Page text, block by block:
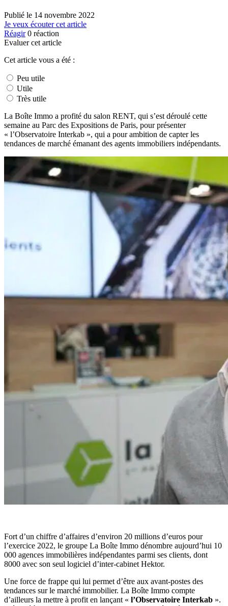
Publié le 14 novembre 2022
Je veux écouter cet article
Réagir 0 réaction
Evaluer cet article
Cet article vous a été :
Peu utile
Utile
Très utile
La Boîte Immo a profité du salon RENT, qui s’est déroulé cette
semaine au Parc des Expositions de Paris, pour présenter
« l’Observatoire Interkab », qui a pour ambition de capter les
tendances de marché émanant des agents immobiliers indépendants.
Fort d’un chiffre d’affaires d’environ 20 millions d’euros pour
l’exercice 2022, le groupe La Boîte Immo dénombre aujourd’hui 10
000 agences immobilières indépendantes parmi ses clients, dont
8000 avec son seul logiciel d’inter-cabinet Hektor.
Une force de frappe qui lui permet d’être aux avant-postes des
tendances sur le marché immobilier. La Boîte Immo compte
d’ailleurs la mettre à profit en lançant « l’Observatoire Interkab ».